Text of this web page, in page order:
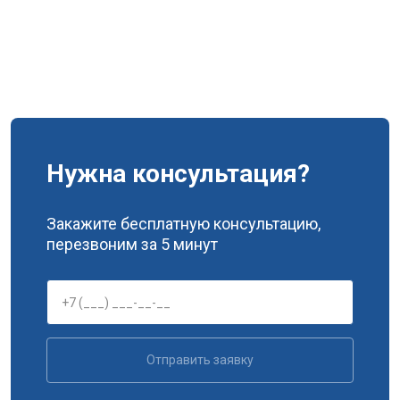
Нужна консультация?
Закажите бесплатную консультацию,
перезвоним за 5 минут
Отправить заявку